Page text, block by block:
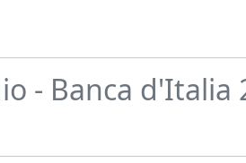
- Banca d'Italia